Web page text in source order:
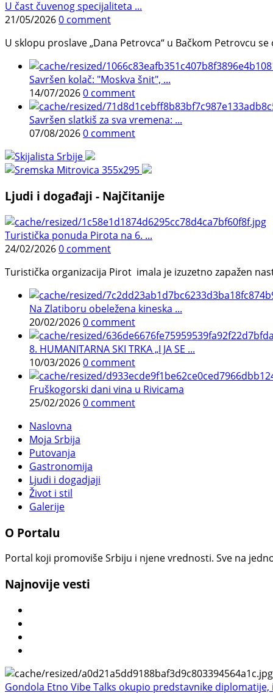
U čast čuvenog specijaliteta ...
21/05/20260 comment
U sklopu proslave „Dana Petrovca“ u Bačkom Petrovcu
Savršen kolač: "Moskva šnit", ...
14/07/20260 comment
Savršen slatkiš za sva vremena: ...
07/08/20260 comment
Ljudi i događaji - Najčitanije
Turistička ponuda Pirota na 6. ...
24/02/20260 comment
Turistička organizacija Pirot imala je izuzetno zapažen
Na Zlatiboru obeležena kineska ...
20/02/20260 comment
8. HUMANITARNA SKI TRKA „I JA SE ...
10/03/20260 comment
Fruškogorski dani vina u Rivicama
25/02/20260 comment
Naslovna
Moja Srbija
Putovanja
Gastronomija
Ljudi i dogadjaji
Život i stil
Galerije
O Portalu
Portal koji promoviše Srbiju i njene vrednosti. Sve na
Najnovije vesti
Gondola Etno Vibe Talks okupio predstavnike